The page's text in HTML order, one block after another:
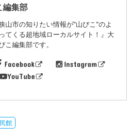
編集部
山市の知りたい情報が"山びこ"のよ
てくる超地域ローカルサイト！』大
こ編集部です。
Facebook
Instagram
YouTube
館